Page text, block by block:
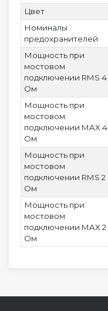
Цвет
Номиналы
предохранителей
Мощность при
мостовом
подключении RMS 4
Ом
Мощность при
мостовом
подключении MAX 4
Ом
Мощность при
мостовом
подключении RMS 2
Ом
Мощность при
мостовом
подключении MAX 2
Ом